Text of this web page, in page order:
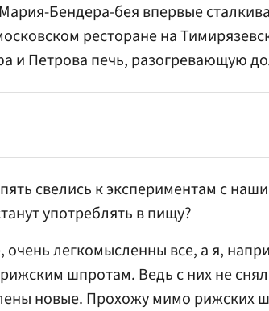
Бендера-бея впервые
ресторане на
и Петрова печь, разогревающую
свелись к экспериментам с
употреблять в пищу?
очень легкомысленны все, а я,
шпротам. Ведь с них не
новые. Прохожу мимо рижских